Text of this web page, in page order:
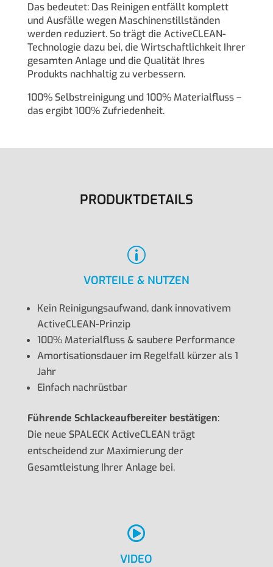
Das bedeutet: Das Reinigen entfällt komplett
und Ausfälle wegen Maschinenstillständen
werden reduziert. So trägt die ActiveCLEAN-
Technologie dazu bei, die Wirtschaftlichkeit Ihrer
gesamten Anlage und die Qualität Ihres
Produkts nachhaltig zu verbessern.
100% Selbstreinigung und 100% Materialfluss –
das ergibt 100% Zufriedenheit.
PRODUKTDETAILS
p
VORTEILE & NUTZEN
Kein Reinigungsaufwand, dank innovativem
ActiveCLEAN-Prinzip
100% Materialfluss & saubere Performance
Amortisationsdauer im Regelfall kürzer als 1
Jahr
Einfach nachrüstbar
Führende Schlackeaufbereiter bestätigen:
Die neue SPALECK ActiveCLEAN trägt
entscheidend zur Maximierung der
Gesamtleistung Ihrer Anlage bei.

VIDEO